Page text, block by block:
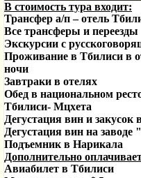
В стоимость тура входит:
Трансфер а/п – отель
Все трансферы и
Экскурсии с
Проживание в Тбилиси в
ночи
Завтраки в отелях
Обед в национальном
Тбилиси- Мцхета
Дегустация вин и закусок
Дегустация вин на заводе "
Подъемник в Нарикала
Дополнительно
Авиабилет в Тбилиси